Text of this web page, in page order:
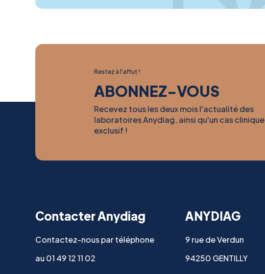
Restez à l'affut !
ABONNEZ-VOUS
Recevez tous les deux mois l'actualité des
laboratoires Anydiag, ainsi qu'un cas clinique
exclusif !
Contacter Anydiag
Contactez-nous par téléphone
au 01 49 12 11 02
ANYDIAG
9 rue de Verdun
94250 GENTILLY